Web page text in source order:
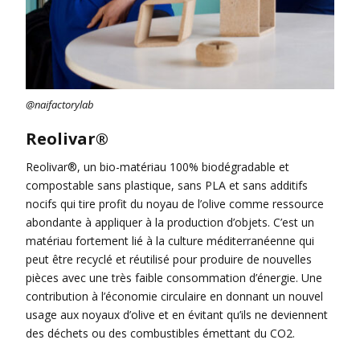
@naifactorylab
Reolivar®
Reolivar®, un bio-matériau 100% biodégradable et
compostable sans plastique, sans PLA et sans additifs
nocifs qui tire profit du noyau de l’olive comme ressource
abondante à appliquer à la production d’objets. C’est un
matériau fortement lié à la culture méditerranéenne qui
peut être recyclé et réutilisé pour produire de nouvelles
pièces avec une très faible consommation d’énergie. Une
contribution à l’économie circulaire en donnant un nouvel
usage aux noyaux d’olive et en évitant qu’ils ne deviennent
des déchets ou des combustibles émettant du CO2.